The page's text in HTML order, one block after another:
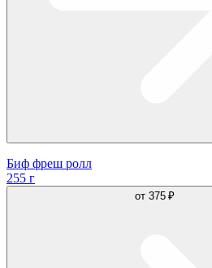
Биф фреш ролл
255 г
от 375 ₽